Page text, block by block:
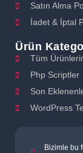
Satın Alma
İadet & İptal
Ürün
Tüm
Php Scriptler
Son
WordPress
Bizimle bu